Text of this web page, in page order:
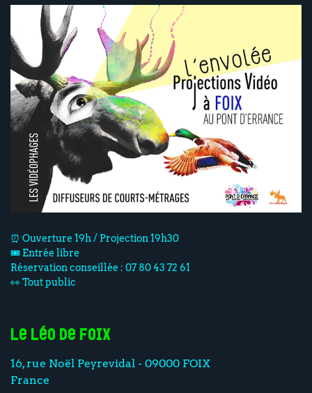
⏰ Ouverture 19h / Projection 19h30
🎟️ Entrée libre
Réservation conseillée : 07 80 43 72 61
👀 Tout public
Le Léo de Foix
16, rue Noël Peyrevidal - 09000 FOIX
France